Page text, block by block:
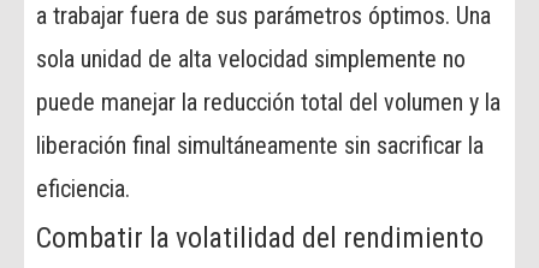
a trabajar fuera de sus parámetros óptimos. Una
sola unidad de alta velocidad simplemente no
puede manejar la reducción total del volumen y la
liberación final simultáneamente sin sacrificar la
eficiencia.
Combatir la volatilidad del rendimiento